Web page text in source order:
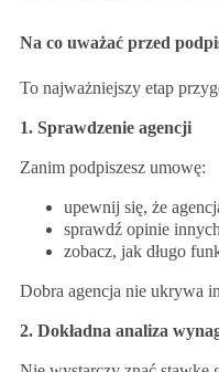
Na co uważać przed
To najważniejszy etap
1. Sprawdzenie agencji
Zanim podpiszesz umowę:
upewnij się, że
sprawdź opinie
zobacz, jak długo
Dobra agencja nie ukrywa
2. Dokładna analiza